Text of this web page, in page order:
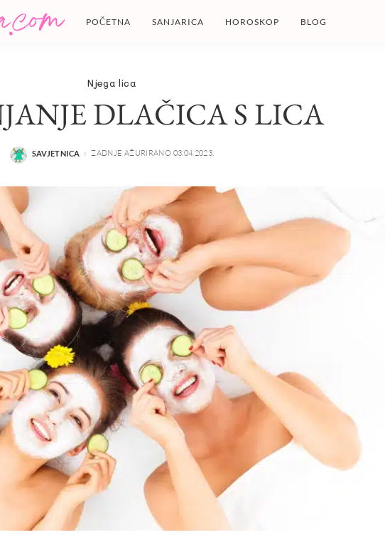
POČETNA SANJARICA HOROSKOP BLOG
Njega lica
DLAČICA S LICA
POSTED
SAVJETNICA ZADNJE AŽURIRANO 03.04.2023.